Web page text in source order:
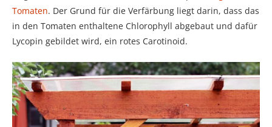
Tomaten. Der Grund für die Verfärbung liegt darin, dass das
in den Tomaten enthaltene Chlorophyll abgebaut und dafür
Lycopin gebildet wird, ein rotes Carotinoid.